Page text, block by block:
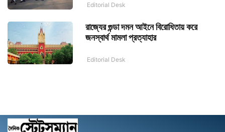
Editorial Desk
রাজ্যের গুন্ডা দমন আইনে বিরোধিতায় করে
জনস্বার্থ মামলা প্রত্যাহার
Editorial Desk